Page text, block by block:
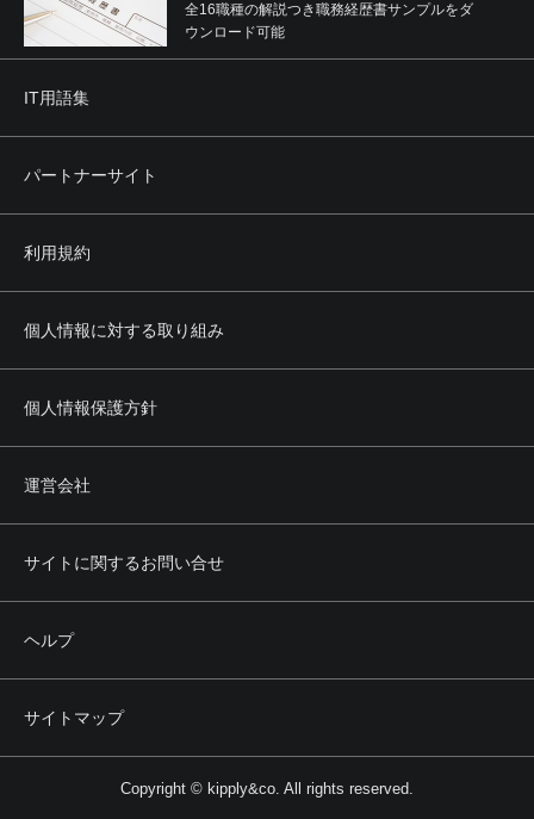
全16職種の解説つき職務経歴書サンプルをダ
ウンロード可能
IT用語集
パートナーサイト
利用規約
個人情報に対する取り組み
個人情報保護方針
運営会社
サイトに関するお問い合せ
ヘルプ
サイトマップ
Copyright © kipply&co. All rights reserved.